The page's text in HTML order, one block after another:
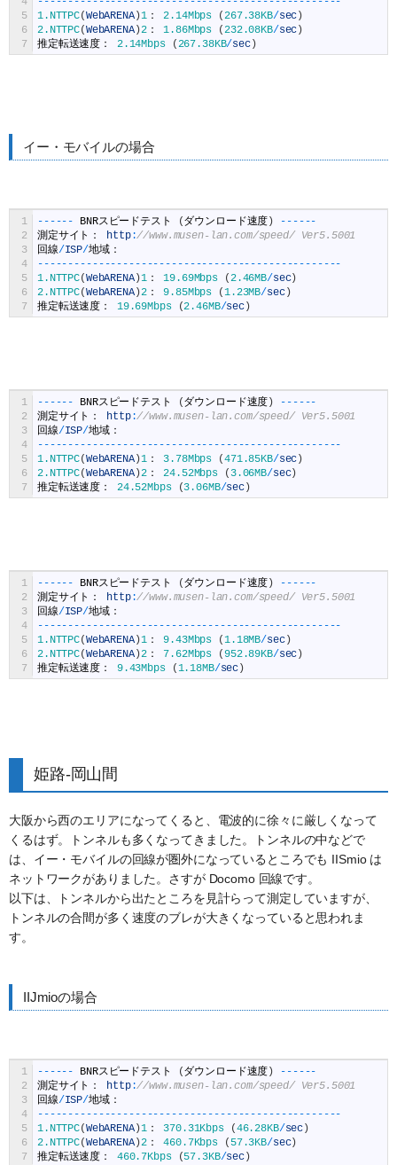
5
6
7
1.NTTPC(WebARENA)1： 2.14Mbps (267.38KB/sec )
2.NTTPC(WebARENA)2： 1.86Mbps (232.08KB/sec )
推定転送速度：
2.14Mbps (267.38KB/sec)
イー・モバイルの場合
1
2
3
4
5
6
7
-- ---- BNRスピードテスト (ダウンロード速度 ) -- -- --
測定サイト：
http://www.musen-lan.com/speed/ Ver5.5001
回線/ISP/地域：
-- ---- -- -- ---- -- -- -- -- -- -- -- -- -- ---- -- -- ---- -- -- --
1.NTTPC(WebARENA)1： 19.69Mbps (2.46MB/sec)
2.NTTPC(WebARENA)2： 9.85Mbps (1.23MB/sec)
推定転送速度：
19.69Mbps (2.46MB/sec )
1
2
3
4
5
6
7
-- ---- BNRスピードテスト (ダウンロード速度 ) -- -- --
測定サイト：
http://www.musen-lan.com/speed/ Ver5.5001
回線/ISP/地域：
-- ---- -- -- ---- -- -- -- -- -- -- -- -- -- ---- -- -- ---- -- -- --
1.NTTPC(WebARENA)1： 3.78Mbps (471.85KB/sec )
2.NTTPC(WebARENA)2： 24.52Mbps ( 3.06MB/sec)
推定転送速度：
24.52Mbps (3.06MB/sec )
1
2
3
4
5
6
7
-- ---- BNRスピードテスト (ダウンロード速度 ) -- -- --
測定サイト：
http://www.musen-lan.com/speed/ Ver5.5001
回線/ISP/地域：
-- ---- -- -- ---- -- -- -- -- -- -- -- -- -- ---- -- -- ---- -- -- --
1.NTTPC(WebARENA)1： 9.43Mbps (1.18MB/sec)
2.NTTPC(WebARENA)2： 7.62Mbps (952.89KB/sec )
推定転送速度：
9.43Mbps (1.18MB/sec )
姫路-岡山間
大阪から西のエリアになってくると、電波的に徐々に厳しくなって
くるはず。トンネルも多くなってきました。トンネルの中などで
は、イー・モバイルの回線が圏外になっているところでも IISmio は
ネットワークがありました。さすが Docomo 回線です。
以下は、トンネルから出たところを見計らって測定していますが、
トンネルの合間が多く速度のブレが大きくなっていると思われま
す。
IIJmioの場合
1
2
3
4
5
6
7
-- ---- BNRスピードテスト (ダウンロード速度 ) -- -- --
測定サイト：
http://www.musen-lan.com/speed/ Ver5.5001
回線/ISP/地域：
-- ---- -- -- ---- -- -- -- -- -- -- -- -- -- ---- -- -- ---- -- -- --
1.NTTPC(WebARENA)1： 370.31Kbps (46.28KB/sec )
2.NTTPC(WebARENA)2： 460.7Kbps ( 57.3KB/sec)
推定転送速度：
460.7Kbps (57.3KB/sec )